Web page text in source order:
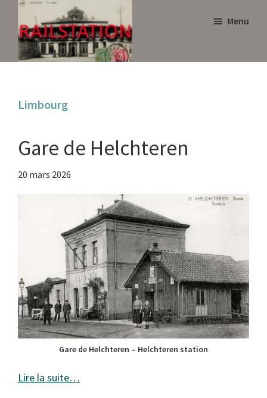
main
content
primary
sidebar
Menu
Limbourg
Gare de Helchteren
20 mars 2026
Gare de Helchteren – Helchteren station
Lire la suite…